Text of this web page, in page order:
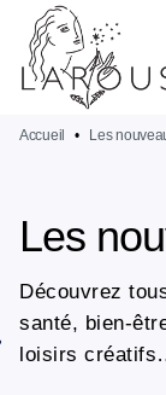
MENU
PIED DE PAGE
Accueil • Les
Les
Découvrez
santé, bien-
loisirs